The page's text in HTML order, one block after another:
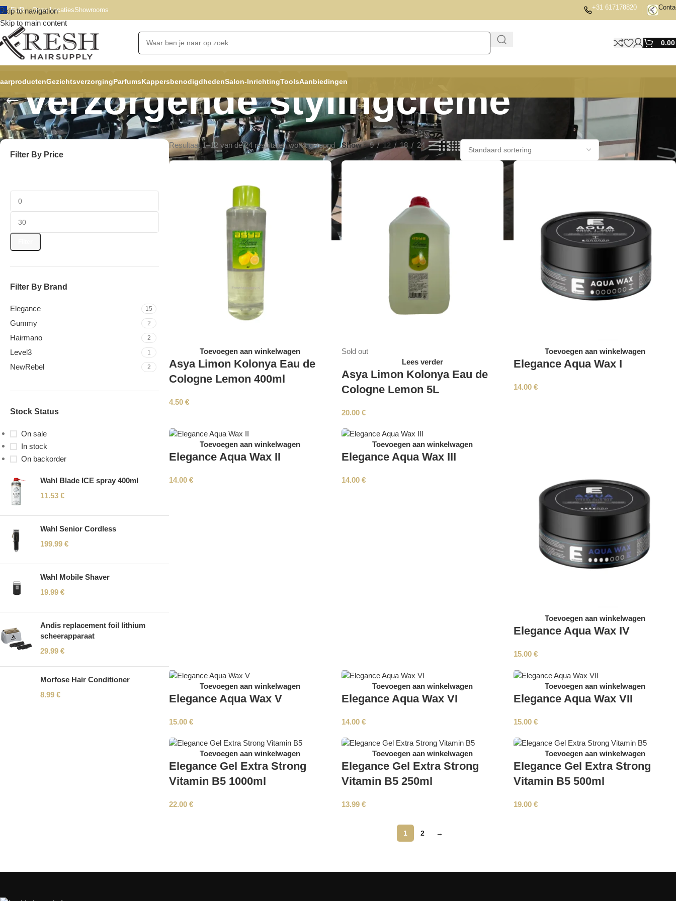
Skip to navigation
Skip to main content
EUR Onze LocatiesShowrooms +31 617178820
GezichtsverzorgingParfumsKappersbenodigdhedenSalon-InrichtingToolsAanbiedingen
verzorgende stylingcrème
Filter By Price
Filter By Brand
Elegance 15
Gummy 2
Hairmano 2
Level3 1
NewRebel 2
Stock Status
On sale
In stock
On backorder
Wahl Blade ICE spray 400ml
11.53 €
Wahl Senior Cordless
199.99 €
Wahl Mobile Shaver
19.99 €
Andis replacement foil lithium
scheerapparaat
29.99 €
Morfose Hair Conditioner
8.99 €
Resultaat 1–12 van de 24 resultaten wordt getoond Show 9 12 18 24
Toevoegen aan winkelwagen
Asya Limon Kolonya Eau de
Cologne Lemon 400ml
4.50 €
Sold out
Lees verder
Asya Limon Kolonya Eau de
Cologne Lemon 5L
20.00 €
Toevoegen aan winkelwagen
Elegance Aqua Wax I
14.00€
Toevoegen aan winkelwagen
Elegance Aqua Wax II
14.00 €
Toevoegen aan winkelwagen
Elegance Aqua Wax III
14.00 €
Toevoegen aan winkelwagen
Elegance Aqua Wax IV
15.00€
Toevoegen aan winkelwagen
Elegance Aqua Wax V
15.00 €
Toevoegen aan winkelwagen
Elegance Aqua Wax VI
14.00 €
Toevoegen aan winkelwagen
Elegance Aqua Wax VII
15.00€
Toevoegen aan winkelwagen
Elegance Gel Extra Strong
Vitamin B5 1000ml
22.00 €
Toevoegen aan winkelwagen
Elegance Gel Extra Strong
Vitamin B5 250ml
13.99 €
Toevoegen aan winkelwagen
Elegance Gel Extra Strong
Vitamin B5 500ml
19.00€
1 2 →